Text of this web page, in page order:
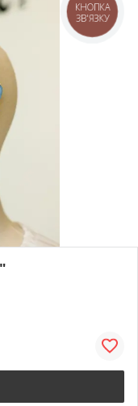
КНОПКА
ЗВ'ЯЗКУ